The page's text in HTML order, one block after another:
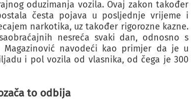
oduzimanja vozila. Ovaj zakon također
česta pojava u posljednje vrijeme i
narkotika, uz također rigorozne kazne.
nesreća svaki dan, odnosno s
navodeći kao primjer da je u
i pol vozila od vlasnika, od čega je 300
to odbija